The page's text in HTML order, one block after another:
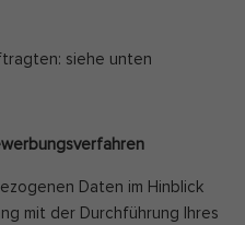
siehe unten
Daten im Hinblick
mit der Durchführung Ihres